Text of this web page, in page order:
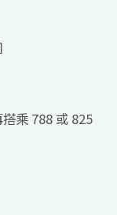
乘 788 或 825